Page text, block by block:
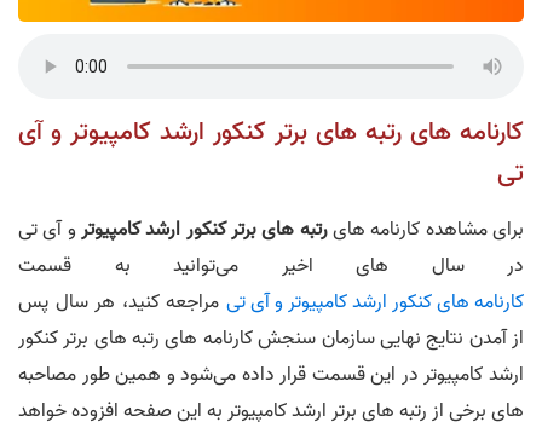
کارنامه های رتبه های برتر کنکور ارشد کامپیوتر و آی
تی
برای مشاهده کارنامه هایرتبه های برتر کنکور ارشد کامپیوترو آی تی
در سال های اخیر می‌توانید به قسمت
کارنامه های کنکور ارشد کامپیوتر و آی تی مراجعه کنید، هر سال پس
از آمدن نتایج نهایی سازمان سنجش کارنامه های رتبه های برتر کنکور
ارشد کامپیوتر در این قسمت قرار داده می‌شود و همین طور مصاحبه
های برخی از رتبه های برتر ارشد کامپیوتر به این صفحه افزوده خواهد